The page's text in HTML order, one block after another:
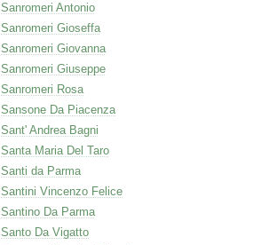
Sanromeri Antonio
Sanromeri Gioseffa
Sanromeri Giovanna
Sanromeri Giuseppe
Sanromeri Rosa
Sansone Da Piacenza
Sant' Andrea Bagni
Santa Maria Del Taro
Santi da Parma
Santini Vincenzo Felice
Santino Da Parma
Santo Da Vigatto